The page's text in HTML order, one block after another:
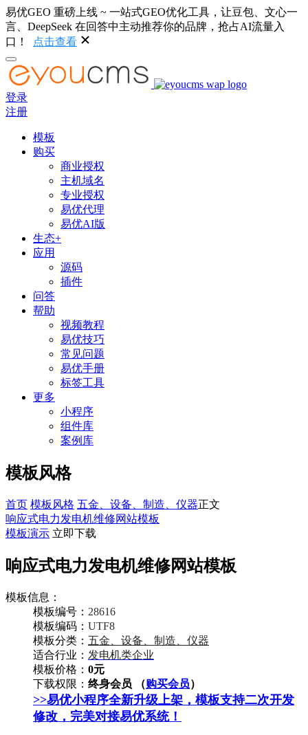
易优GEO 重磅上线 ~ 一站式GEO优化工具，让豆包、文心一
言、DeepSeek 在回答中主动推荐你的品牌，抢占AI流量入
口！
点击查看
登录
注册
模板
购买
商业授权
主机域名
专业授权
易优代理
易优AI版
生态+
应用
源码
插件
问答
帮助
视频教程
易优技巧
常见问题
易优手册
标签工具
更多
小程序
组件库
案例库
模板风格
首页 模板风格 五金、设备、制造、仪器正文
响应式电力发电机维修网站模板
模板演示 立即下载
响应式电力发电机维修网站模板
模板信息：
模板编号： 28616
模板编码： UTF8
模板分类： 五金、设备、制造、仪器
适合行业： 发电机类企业
模板价格： 0元
下载权限： 终身会员 （购买会员）
>>易优小程序全新升级上架，模板支持二次开发
修改，完美对接易优系统！